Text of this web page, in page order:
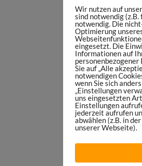
Wir nutzen auf
sind notwendig
notwendig. Die
Optimierung
eingesetzt. Die
Informationen auf
Sie auf „Alle
notwendigen
wenn Sie sich
„Einstellungen
uns eingesetzten
Einstellungen
jederzeit aufrufen
abwählen (z.B. in
unserer Webseite).